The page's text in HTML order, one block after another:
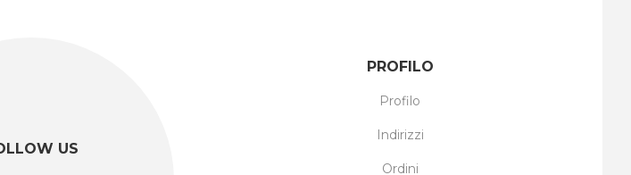
US
PROFILO
Profilo
Indirizzi
Ordini